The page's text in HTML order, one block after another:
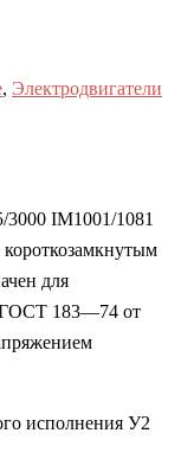
, Электродвигатели
IM1001/1081
для
ГОСТ 183—74 от
исполнения У2